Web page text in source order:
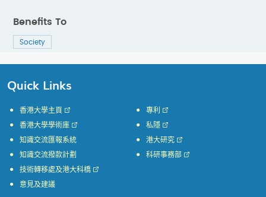
Benefits To
Society
Quick Links
香港大學主頁
香港大學學術庫
知識交流匯報系統
知識交流撥款計劃
專利
私隱
港大研究
科研事務部
技術轉移處及港大科橋
意見及建議